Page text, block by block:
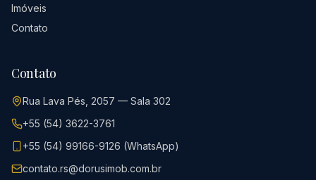
Imóveis
Contato
Contato
Rua Lava Pés, 2057 — Sala 302
+55 (54) 3622-3761
+55 (54) 99166-9126 (WhatsApp)
contato.rs@dorusimob.com.br